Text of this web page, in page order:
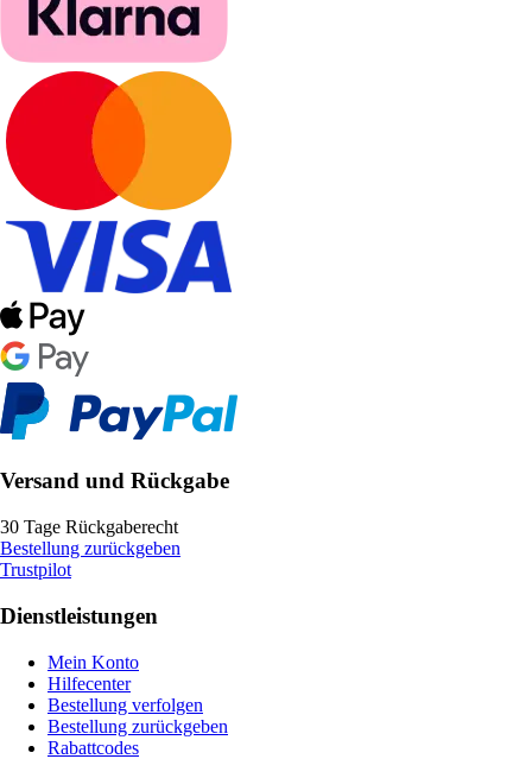
Versand und Rückgabe
30 Tage Rückgaberecht
Bestellung zurückgeben
Trustpilot
Dienstleistungen
Mein Konto
Hilfecenter
Bestellung verfolgen
Bestellung zurückgeben
Rabattcodes